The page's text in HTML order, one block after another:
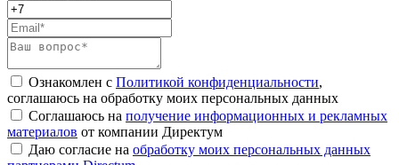
Ознакомлен с Политикой конфиденциальности,
соглашаюсь на обработку моих персональных данных
Соглашаюсь на получение информационных и рекламных
материалов от компании Директум
Даю согласие на обработку моих персональных данных